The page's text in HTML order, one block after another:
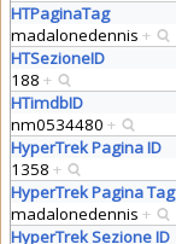
HTPaginaTag
madalonedennis +
HTSezioneID
188 +
HTimdbID
nm0534480 +
HyperTrek Pagina ID
1358 +
HyperTrek Pagina Tag
madalonedennis +
HyperTrek Sezione ID